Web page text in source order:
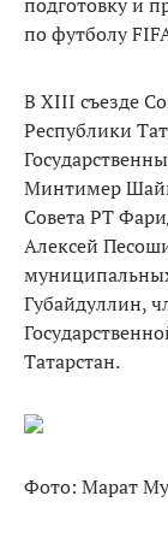
по футболу
В XIII съезде
Республики
Минтимер
Совета РТ
Алексей
Губайдуллин,
Татарстан.
Фото: Марат